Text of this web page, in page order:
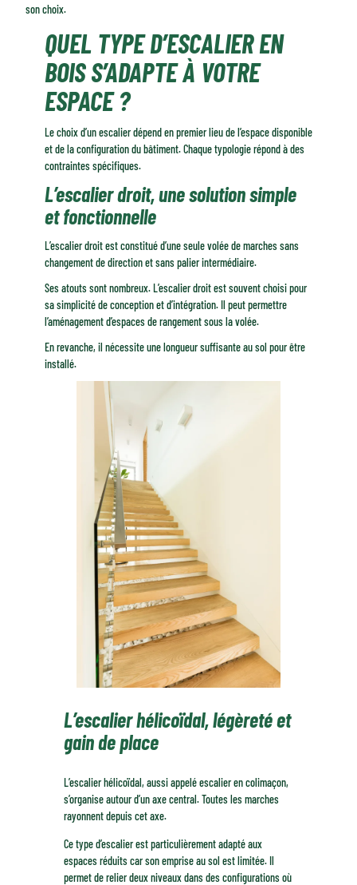
son choix.
QUEL TYPE D’ESCALIER EN
BOIS S’ADAPTE À VOTRE
ESPACE ?
Le choix d’un escalier dépend en premier lieu de l’espace disponible
et de la configuration du bâtiment. Chaque typologie répond à des
contraintes spécifiques.
L’escalier droit, une solution simple
et fonctionnelle
L’escalier droit est constitué d’une seule volée de marches sans
changement de direction et sans palier intermédiaire.
Ses atouts sont nombreux. L’escalier droit est souvent choisi pour
sa simplicité de conception et d’intégration. Il peut permettre
l’aménagement d’espaces de rangement sous la volée.
En revanche, il nécessite une longueur suffisante au sol pour être
installé.
L’escalier hélicoïdal, légèreté et
gain de place
L’escalier hélicoïdal, aussi appelé escalier en colimaçon,
s’organise autour d’un axe central. Toutes les marches
rayonnent depuis cet axe.
Ce type d’escalier est particulièrement adapté aux
espaces réduits car son emprise au sol est limitée. Il
permet de relier deux niveaux dans des configurations où